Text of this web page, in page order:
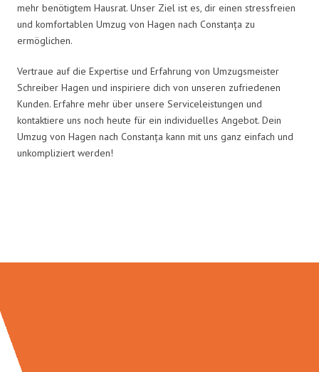
mehr benötigtem Hausrat. Unser Ziel ist es, dir einen stressfreien
und komfortablen Umzug von Hagen nach Constanța zu
ermöglichen.
Vertraue auf die Expertise und Erfahrung von Umzugsmeister
Schreiber Hagen und inspiriere dich von unseren zufriedenen
Kunden. Erfahre mehr über unsere Serviceleistungen und
kontaktiere uns noch heute für ein individuelles Angebot. Dein
Umzug von Hagen nach Constanța kann mit uns ganz einfach und
unkompliziert werden!